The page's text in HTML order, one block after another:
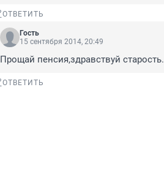
ОТВЕТИТЬ
Гость
15 сентября 2014, 20:49
Прощай пенсия,здравствуй старость.
ОТВЕТИТЬ